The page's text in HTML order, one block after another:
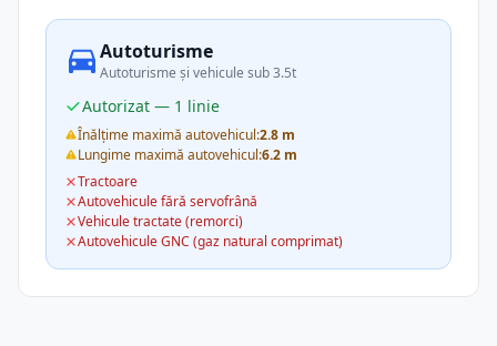
Autoturisme
Autoturisme și vehicule sub 3.5t
Autorizat — 1 linie
Înălțime maximă autovehicul:2.8 m
Lungime maximă autovehicul:6.2 m
Tractoare
Autovehicule fără servofrână
Vehicule tractate (remorci)
Autovehicule GNC (gaz natural comprimat)